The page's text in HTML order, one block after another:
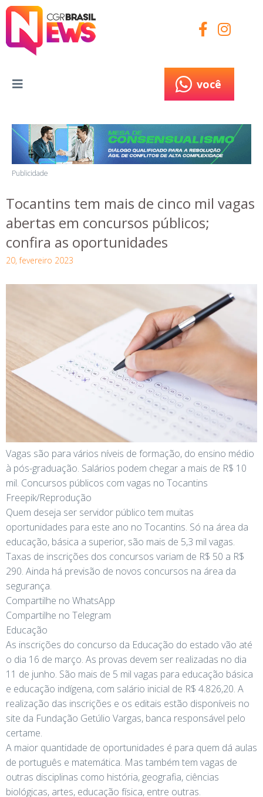
você
Publicidade
Tocantins tem mais de cinco mil vagas
abertas em concursos públicos;
confira as oportunidades
20, fevereiro 2023
Vagas são para vários níveis de formação, do ensino médio
à pós-graduação. Salários podem chegar a mais de R$ 10
mil. Concursos públicos com vagas no Tocantins
Freepik/Reprodução
Quem deseja ser servidor público tem muitas
oportunidades para este ano no Tocantins. Só na área da
educação, básica a superior, são mais de 5,3 mil vagas.
Taxas de inscrições dos concursos variam de R$ 50 a R$
290. Ainda há previsão de novos concursos na área da
segurança.
Compartilhe no WhatsApp
Compartilhe no Telegram
Educação
As inscrições do concurso da Educação do estado vão até
o dia 16 de março. As provas devem ser realizadas no dia
11 de junho. São mais de 5 mil vagas para educação básica
e educação indígena, com salário inicial de R$ 4.826,20. A
realização das inscrições e os editais estão disponíveis no
site da Fundação Getúlio Vargas, banca responsável pelo
certame.
A maior quantidade de oportunidades é para quem dá aulas
de português e matemática. Mas também tem vagas de
outras disciplinas como história, geografia, ciências
biológicas, artes, educação física, entre outras.